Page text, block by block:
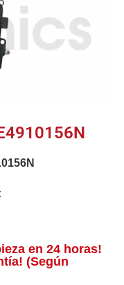
en 24 horas!
(Según